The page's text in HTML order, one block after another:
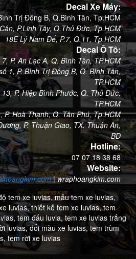
Decal Xe Máy:
Trị Đông B, Q.Bình Tân, Tp.HCM
P.Linh Tây, Q.Thủ Đức, Tp.HCM
18E Lý Nam Đế, P.7, Q.11, Tp.HCM
Decal Ô Tô:
P. An Lạc A, Q. Bình Tân, TP.HCM
1, P. Bình Trị Đông B, Q. Bình Tân,
TP.HCM
P. Hiệp Bình Phước, Q. Thủ Đức,
TP.HCM
P. Hoà Thạnh, Q. Tân Phú, Tp.HCM
P. Thuận Giao, TX. Thuận An,
BD
Hotline:
07 07 18 38 68
Website:
|wraphoangkim.com
tem xe luvias, mẫu tem xe luvias,
luvias,thiết kế tem xe luvias, tem
tem đấu luvia, tem xe luvias trắng
luvias, đổi màu xe luvias, tem trùm
tem rời xe luvias